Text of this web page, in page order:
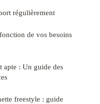
régulièrement
de vos besoins
apte : Un guide des
freestyle : guide